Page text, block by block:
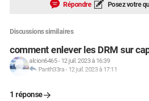
Répondre Posez votre
Discussions similaires
comment enlever les DRM sur
alcion6465- 12 juil. 2023 à 16:39
Panth33ra - 12 juil. 2023 à 17:11
1 réponse